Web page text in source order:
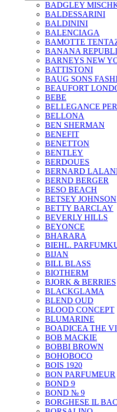
BADGLEY
BALDESSARINI
BALDININI
BALENCIAGA
BAMOTTE
BANANA
BARNEYS NEW
BATTISTONI
BAUG SONS
BEAUFORT
BEBE
BELLEGANCE
BELLONA
BEN SHERMAN
BENEFIT
BENETTON
BENTLEY
BERDOUES
BERNARD
BERND BERGER
BESO BEACH
BETSEY JOHNSON
BETTY BARCLAY
BEVERLY HILLS
BEYONCE
BHARARA
BIEHL.
BIJAN
BILL BLASS
BIOTHERM
BJORK & BERRIES
BLACKGLAMA
BLEND OUD
BLOOD CONCEPT
BLUMARINE
BOADICEA THE
BOB MACKIE
BOBBI BROWN
BOHOBOCO
BOIS 1920
BON PARFUMEUR
BOND 9
BOND № 9
BORGHESE IL